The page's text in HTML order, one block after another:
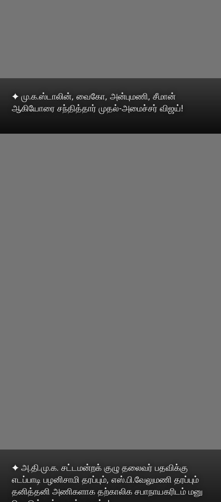
✦ மு.க.ஸ்டாலின், வைகோ, அன்புமணி, சீமான்
ஆகியோரை சந்தித்தார் முதல்-அமைச்சர் விஜய்!
✦ அ.தி.மு.க. சட்டமன்றக் குழு தலைவர் பதவிக்கு
எடப்பாடி பழனிசாமி தரப்பும், எஸ்.பி.வேலுமணி தரப்பும்
தனித்தனி அணிகளாக தற்காலிக சபாநாயகரிடம் மனு